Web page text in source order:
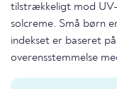
tilstrækkeligt mod
solcreme. Små børn
indekset er baseret
overensstemmelse